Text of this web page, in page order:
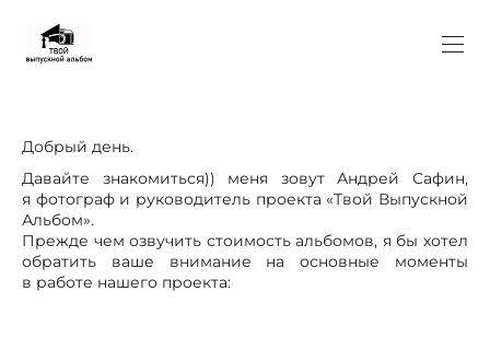
Добрый день.
Давайте знакомиться)) меня зовут Андрей Сафин,
я фотограф и руководитель проекта «Твой Выпускной
Альбом».
Прежде чем озвучить стоимость альбомов, я бы хотел
обратить ваше внимание на основные моменты
в работе нашего проекта: